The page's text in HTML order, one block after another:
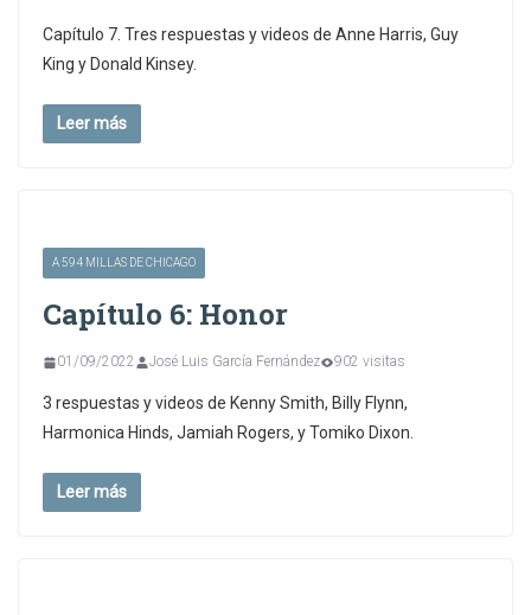
Capítulo 7. Tres respuestas y videos de Anne Harris, Guy
King y Donald Kinsey.
Leer más
A 594 MILLAS DE CHICAGO
Capítulo 6: Honor
01/09/2022 José Luis García Fernández 902 visitas
3 respuestas y videos de Kenny Smith, Billy Flynn,
Harmonica Hinds, Jamiah Rogers, y Tomiko Dixon.
Leer más